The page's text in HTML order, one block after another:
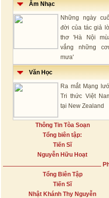
Âm Nhạc
Những ngày
đời của tác giả
thơ 'Hà Nội
vắng những
mưa'
Văn Học
Ra mắt Mạng
Tri thức Việt
tại New Zealand
Thông Tin Tòa Soạn
Tổng biên tập:
Tiến Sĩ
Nguyễn Hữu Hoạt
Tổng Biên Tập
Tiến Sĩ
Nhật Khánh Thy Nguyễn